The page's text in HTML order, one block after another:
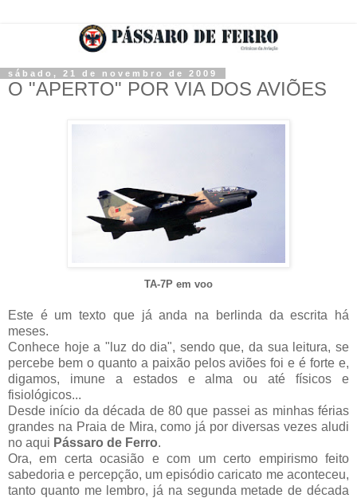
sábado, 21 de novembro de 2009
O "APERTO" POR VIA DOS AVIÕES
TA-7P em voo
Este é um texto que já anda na berlinda da escrita há
meses.
Conhece hoje a "luz do dia", sendo que, da sua leitura, se
percebe bem o quanto a paixão pelos aviões foi e é forte e,
digamos, imune a estados e alma ou até físicos e
fisiológicos...
Desde início da década de 80 que passei as minhas férias
grandes na Praia de Mira, como já por diversas vezes aludi
no aqui Pássaro de Ferro.
Ora, em certa ocasião e com um certo empirismo feito
sabedoria e percepção, um episódio caricato me aconteceu,
tanto quanto me lembro, já na segunda metade de década